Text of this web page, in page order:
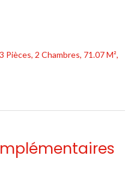
2 Chambres, 71.07 M²,